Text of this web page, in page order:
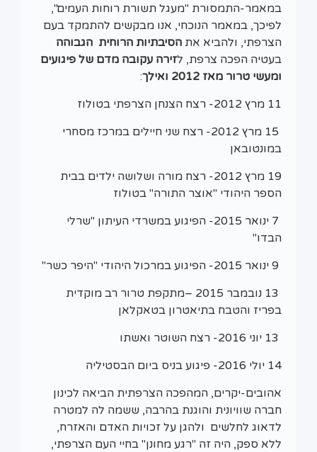
במאמר-התמסורת "מעגל תשורת רוחות העמים",
לפיכך, במאמר הנוכחי, אנו מבקשים להתמקד בעם
הצרפתי, ולהביא את הסיבתיות הרוחית הגבוהה
בעטיה הפכה צרפת, לזירה עקובה מדם של פיגועים
ומעשי טרור מאז 2012 ואילך
:
11 מרץ 2012- רצח הצנחן הצרפתי בטולוז
15 מרץ 2012- רצח שני חיילים במרכז מסחרי
במונטובאן
19 מרץ 2012- רצח מורה ושלושה ילדים בבית
הספר היהודי "אוצר התורה" בטולוז
7 ינואר 2015- הפיגוע במשרדי העיתון "שרלי
הבדו"
13 נובמבר 2015 –מתקפת טרור רב מוקדית
בפריז והטבח בתיאטרון בטאקלאן
14 יולי 2016- פיגוע בניס ביום הבסטיליה
אהובים-יקרים, המהפכה הצרפתית הביאה לכינון
חברה שוויונית והוגנת בהרבה, ששמה לה למטרה
לדאוג לחלשים ולהגן על זכויות האדם והאזרח,
ללא ספק, היה זה "רגע מחונן" בחיי העם הצרפתי,